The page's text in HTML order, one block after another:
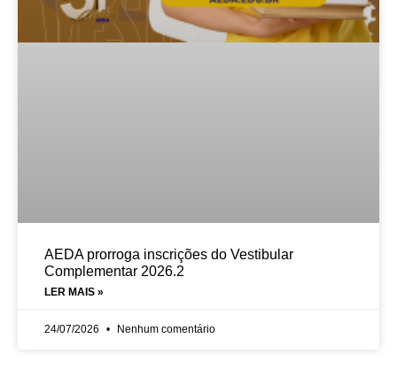
AEDA prorroga inscrições do Vestibular
Complementar 2026.2
LER MAIS »
24/07/2026 Nenhum comentário